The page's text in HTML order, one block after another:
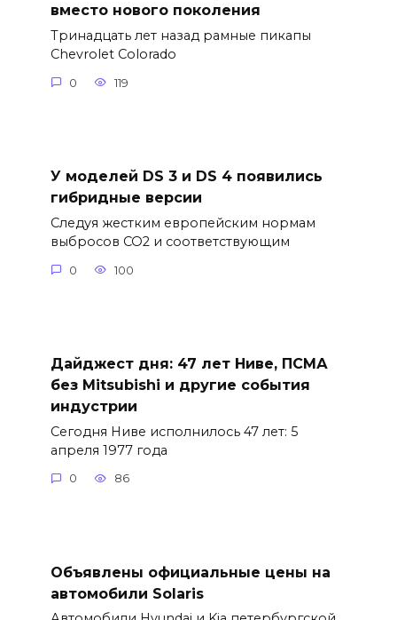
вместо нового поколения
Тринадцать лет назад рамные пикапы
Chevrolet Colorado
0 119
У моделей DS 3 и DS 4 появились
гибридные версии
Следуя жестким европейским нормам
выбросов CO2 и соответствующим
0 100
Дайджест дня: 47 лет Ниве, ПСМА
без Mitsubishi и другие события
индустрии
Сегодня Ниве исполнилось 47 лет: 5
апреля 1977 года
0 86
Объявлены официальные цены на
автомобили Solaris